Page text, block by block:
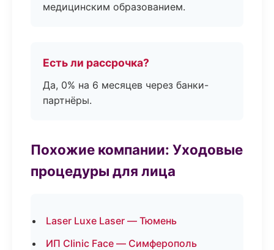
медицинским образованием.
Есть ли рассрочка?
Да, 0% на 6 месяцев через банки-
партнёры.
Похожие компании: Уходовые
процедуры для лица
Laser Luxe Laser — Тюмень
ИП Clinic Face — Симферополь